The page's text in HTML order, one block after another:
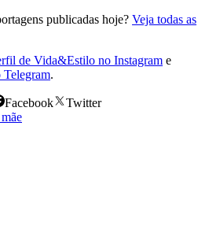
publicadas hoje? Veja todas as
de Vida&Estilo no Instagram e
Telegram.
Facebook
Twitter